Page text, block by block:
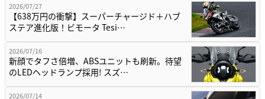
2026/07/27
【638万円の衝撃】スーパーチャージド＋ハブ
ステア進化版！ビモータ Tesi…
2026/07/16
新顔でタフさ倍増、ABSユニットも刷新。待望
のLEDヘッドランプ採用! スズ…
2026/07/14